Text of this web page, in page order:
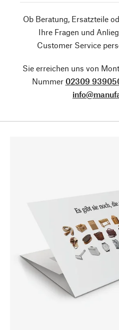
Ob Beratung, Ersatzteile
Ihre Fragen und
Customer Service
Sie erreichen uns von
Nummer 02309